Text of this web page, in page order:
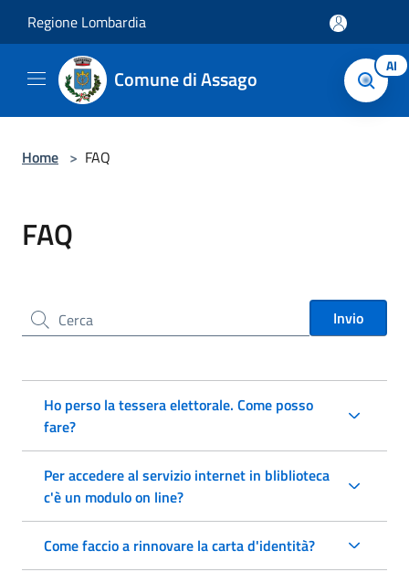
Regione Lombardia
Comune di Assago AI
Home > FAQ
FAQ
Cerca nel sito Invio
Ho perso la tessera elettorale. Come posso
fare?
Per accedere al servizio internet in bliblioteca
c'è un modulo on line?
Come faccio a rinnovare la carta d'identità?